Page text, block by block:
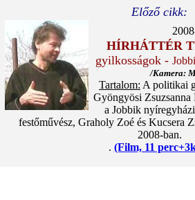
Előző cikk:
HÍRHÁTTÉR
gyilkosságok -
/Kamera:
Tartalom: A politikai
Gyöngyösi
a Jobbik
festőművész, Graholy Zoé és Kucsera
2008-ban.
. (Film, 11